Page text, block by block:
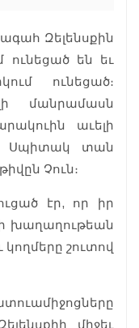
Զելենսքին
ունեցած են եւ
ունեցած։
մանրամասն
աւելի
է Սպիտակ տան
Չուն։
էր, որ իր
խաղաղութեան
կողմերը շուտով
միջեւ